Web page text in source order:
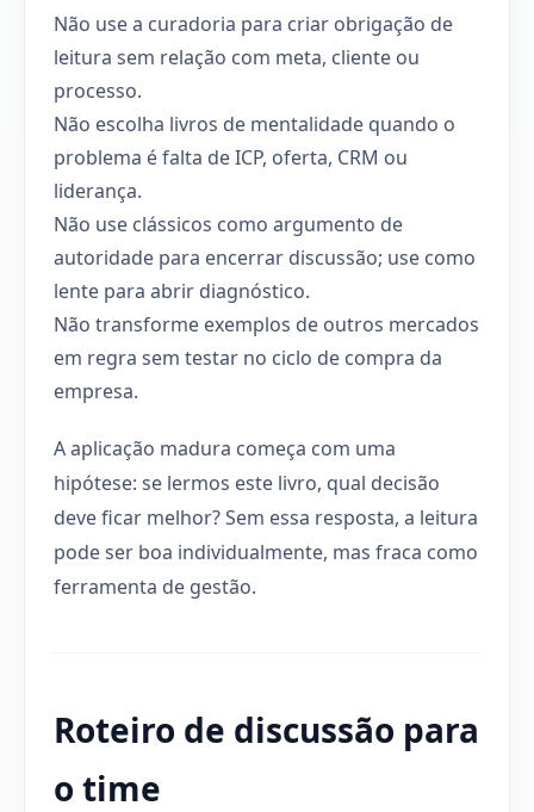
Não use a curadoria para criar obrigação de
leitura sem relação com meta, cliente ou
processo.
Não escolha livros de mentalidade quando o
problema é falta de ICP, oferta, CRM ou
liderança.
Não use clássicos como argumento de
autoridade para encerrar discussão; use como
lente para abrir diagnóstico.
Não transforme exemplos de outros mercados
em regra sem testar no ciclo de compra da
empresa.
A aplicação madura começa com uma
hipótese: se lermos este livro, qual decisão
deve ficar melhor? Sem essa resposta, a leitura
pode ser boa individualmente, mas fraca como
ferramenta de gestão.
Roteiro de discussão para
o time